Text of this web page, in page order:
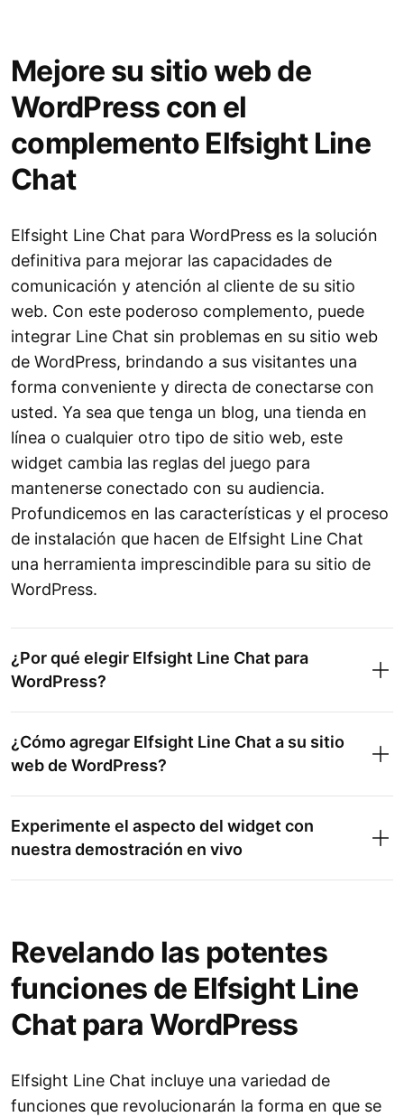
Mejore su sitio web de
WordPress con el
complemento Elfsight Line
Chat
Elfsight Line Chat para WordPress es la solución
definitiva para mejorar las capacidades de
comunicación y atención al cliente de su sitio
web. Con este poderoso complemento, puede
integrar Line Chat sin problemas en su sitio web
de WordPress, brindando a sus visitantes una
forma conveniente y directa de conectarse con
usted. Ya sea que tenga un blog, una tienda en
línea o cualquier otro tipo de sitio web, este
widget cambia las reglas del juego para
mantenerse conectado con su audiencia.
Profundicemos en las características y el proceso
de instalación que hacen de Elfsight Line Chat
una herramienta imprescindible para su sitio de
WordPress.
¿Por qué elegir Elfsight Line Chat para
WordPress?
¿Cómo agregar Elfsight Line Chat a su sitio
web de WordPress?
Código de instalación:
Experimente el aspecto del widget con
nuestra demostración en vivo
Revelando las potentes
funciones de Elfsight Line
Chat para WordPress
Elfsight Line Chat incluye una variedad de
funciones que revolucionarán la forma en que se